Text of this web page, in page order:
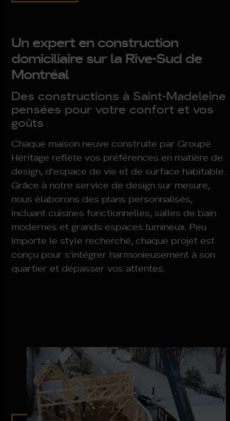
Un expert en construction
domiciliaire sur la Rive-Sud de
Montréal
Des constructions à Saint-Madeleine
pensées pour votre confort et vos
goûts
Chaque maison neuve construite par Groupe
Héritage reflète vos préférences en matière de
design, d’espace de vie et de surface habitable.
Grâce à notre service de design sur mesure,
nous élaborons des plans personnalisés,
incluant cuisines fonctionnelles, salles de bain
modernes et grands espaces lumineux. Peu
importe le style recherché, chaque projet est
conçu pour s’intégrer harmonieusement à son
quartier et dépasser vos attentes.